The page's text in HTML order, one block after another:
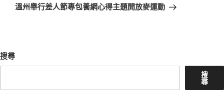
一
溫州舉行差人節專包養網心得主題開放麥運動
搜尋
搜
尋